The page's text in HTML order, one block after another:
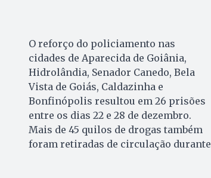
O reforço do policiamento nas
cidades de Aparecida de Goiânia,
Hidrolândia, Senador Canedo, Bela
Vista de Goiás, Caldazinha e
Bonfinópolis resultou em 26 prisões
entre os dias 22 e 28 de dezembro.
Mais de 45 quilos de drogas também
foram retiradas de circulação durante